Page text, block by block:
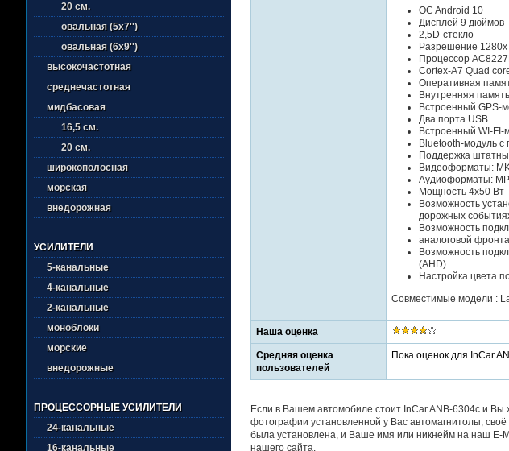
20 см.
овальная (5х7'')
овальная (6х9'')
высокочастотная
среднечастотная
мидбасовая
16,5 см.
20 см.
широкополосная
морская
внедорожная
УСИЛИТЕЛИ
5-канальные
4-канальные
2-канальные
моноблоки
морские
внедорожные
ПРОЦЕССОРНЫЕ УСИЛИТЕЛИ
24-канальные
16-канальные
OC Android 10
Дисплей 9 дюймов
2,5D-стекло
Разрешение
Процессор AC8227L
Cortex-A7 Quad
Оперативная
Внутренняя
Встроенный GPS-
Два порта USB
Встроенный WI-FI-
Bluetooth-модуль с
Поддержка
Видеоформаты:
Аудиоформаты:
Мощность 4x50 Вт
Возможность
дорожных
Возможность
аналоговой
Возможность
(AHD)
Настройка цвета
Совместимые модели :
Наша оценка
Средняя оценка
пользователей
Пока оценок для InCar
Если в Вашем автомобиле стоит InCar ANB-6304c и
фотографии установленной у Вас автомагнитолы,
была установлена, и Ваше имя или никнейм на наш E-
нашего сайта.